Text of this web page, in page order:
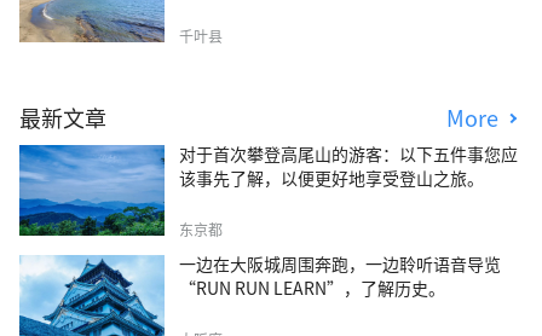
千叶县
最新文章 More
对于首次攀登高尾山的游客：以下五件事您应
该事先了解，以便更好地享受登山之旅。
东京都
一边在大阪城周围奔跑，一边聆听语音导览
“RUN RUN LEARN”，了解历史。